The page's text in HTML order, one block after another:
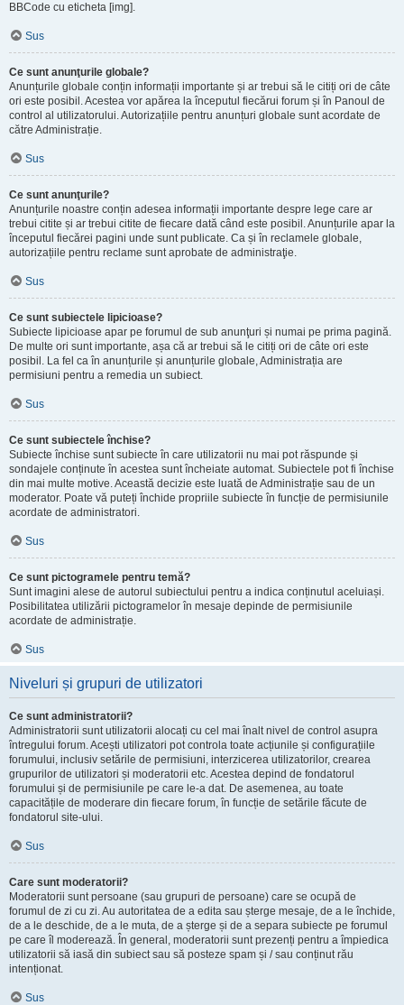
BBCode cu eticheta [img].
Sus
Ce sunt anunţurile globale?
Anunțurile globale conțin informații importante și ar trebui să le citiți ori de câte
ori este posibil. Acestea vor apărea la începutul fiecărui forum și în Panoul de
control al utilizatorului. Autorizațiile pentru anunțuri globale sunt acordate de
către Administrație.
Sus
Ce sunt anunţurile?
Anunțurile noastre conțin adesea informații importante despre lege care ar
trebui citite și ar trebui citite de fiecare dată când este posibil. Anunțurile apar la
începutul fiecărei pagini unde sunt publicate. Ca și în reclamele globale,
autorizațiile pentru reclame sunt aprobate de administraţie.
Sus
Ce sunt subiectele lipicioase?
Subiecte lipicioase apar pe forumul de sub anunţuri și numai pe prima pagină.
De multe ori sunt importante, așa că ar trebui să le citiți ori de câte ori este
posibil. La fel ca în anunțurile și anunțurile globale, Administrația are
permisiuni pentru a remedia un subiect.
Sus
Ce sunt subiectele închise?
Subiecte închise sunt subiecte în care utilizatorii nu mai pot răspunde și
sondajele conținute în acestea sunt încheiate automat. Subiectele pot fi închise
din mai multe motive. Această decizie este luată de Administrație sau de un
moderator. Poate vă puteți închide propriile subiecte în funcție de permisiunile
acordate de administratori.
Sus
Ce sunt pictogramele pentru temă?
Sunt imagini alese de autorul subiectului pentru a indica conținutul aceluiași.
Posibilitatea utilizării pictogramelor în mesaje depinde de permisiunile
acordate de administrație.
Sus
Niveluri și grupuri de utilizatori
Ce sunt administratorii?
Administratorii sunt utilizatorii alocați cu cel mai înalt nivel de control asupra
întregului forum. Acești utilizatori pot controla toate acțiunile și configurațiile
forumului, inclusiv setările de permisiuni, interzicerea utilizatorilor, crearea
grupurilor de utilizatori și moderatorii etc. Acestea depind de fondatorul
forumului și de permisiunile pe care le-a dat. De asemenea, au toate
capacitățile de moderare din fiecare forum, în funcție de setările făcute de
fondatorul site-ului.
Sus
Care sunt moderatorii?
Moderatorii sunt persoane (sau grupuri de persoane) care se ocupă de
forumul de zi cu zi. Au autoritatea de a edita sau șterge mesaje, de a le închide,
de a le deschide, de a le muta, de a șterge și de a separa subiecte pe forumul
pe care îl moderează. În general, moderatorii sunt prezenți pentru a împiedica
utilizatorii să iasă din subiect sau să posteze spam și / sau conținut rău
intenționat.
Sus